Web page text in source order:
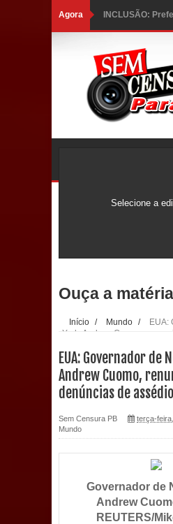
Agora INCLUSÃO:
Social; veja
necessária!
com a saúde
PDT da Paraíba
preparativa para
Prefeitura de
dentro do mês
12 milhões na
Ouça a
Início / Mundo /
EUA:
York, Andrew Cuomo,
EUA: Governador de
Andrew Cuomo,
denúncias de
Sem Censura PB
terça-
Mundo
Governador de
Andrew
REUTERS/